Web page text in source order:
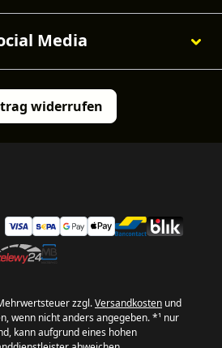
Media
widerrufen
zzgl.Versandkosten und
wenn nicht anders angegeben. *¹ nur
kann aufgrund eines hohen